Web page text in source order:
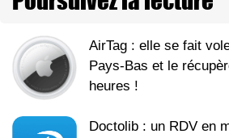
AirTag : elle se fait
Pays-Bas et le
heures !
Doctolib : un RDV en